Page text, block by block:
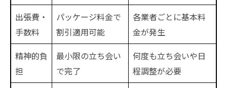
出張費・
手数料
パッケージ料金で
割引適用可能
各業者ごとに基本料
金が発生
精神的負
担
最小限の立ち会い
で完了
何度も立ち会いや日
程調整が必要